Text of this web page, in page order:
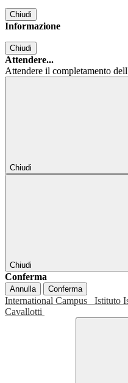
Chiudi
Informazione
Chiudi
Attendere...
Attendere il completamento
Chiudi
Chiudi
Conferma
Annulla Conferma
International Campus Istituto
Cavallotti